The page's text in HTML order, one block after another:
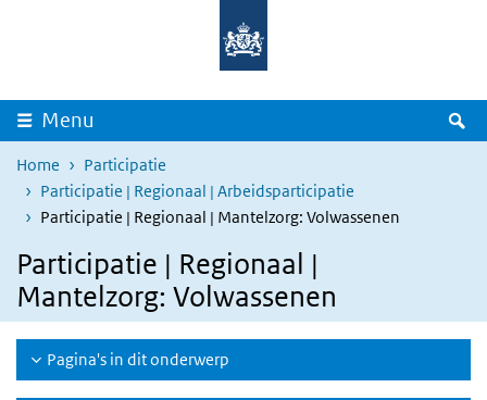
Overslaan en naar de inhoud gaan
Menu
Home
Participatie
Participatie | Regionaal | Arbeidsparticipatie
Participatie | Regionaal | Mantelzorg: Volwassenen
Participatie | Regionaal |
Mantelzorg: Volwassenen
Pagina's in dit onderwerp